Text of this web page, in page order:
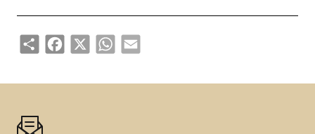
ShareFacebook
X WhatsAppEmail